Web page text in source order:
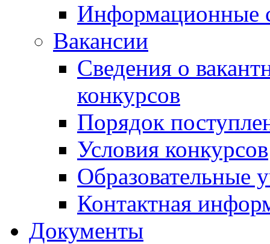
Информационные
Вакансии
Сведения о
конкурсов
Порядок
Условия конкурсов
Образовательные
Контактная
Документы